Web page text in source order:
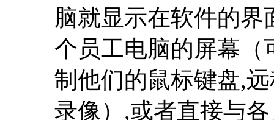
脑就显示在软件的
个员工电脑的屏幕（
制他们的鼠标键盘,
录像）,或者直接与